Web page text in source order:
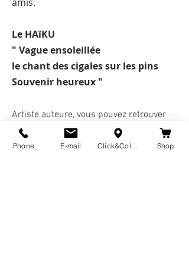
amis.
Le HAïKU
" Vagueensoleillée
le chant des cigales sur les pins
Souvenir heureux "
Artiste auteure, vous pouvez retrouver
mes créations graphiques décliner en
affiche et création textile notamment les
Phone E-mail Shop